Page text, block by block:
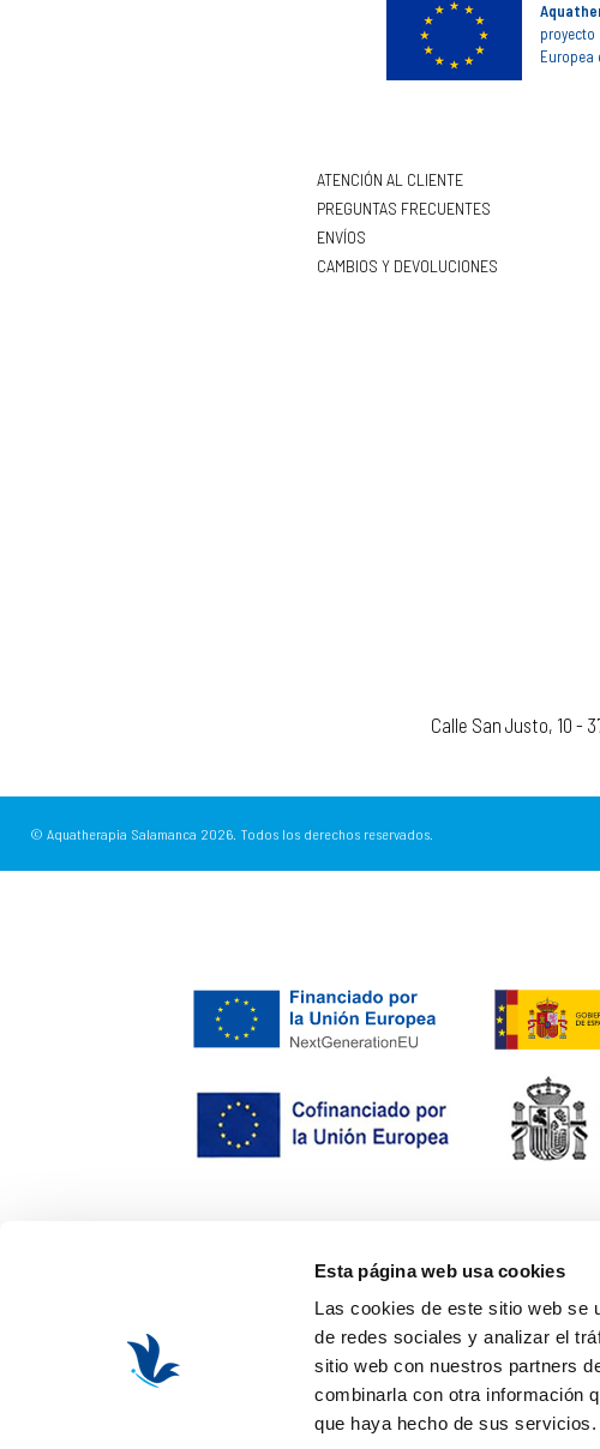
Esta página web usa cookies
Las cookies de este sitio web se
de redes sociales y analizar el
sitio web con nuestros partners
combinarla con otra información
que haya hecho de sus servicios.
Europea
ATENCIÓN AL CLIENTE
PREGUNTAS FRECUENTES
ENVÍOS
CAMBIOS Y DEVOLUCIONES
Calle San Justo, 10 -
© Aquatherapia Salamanca 2026. Todos los derechos reservados.